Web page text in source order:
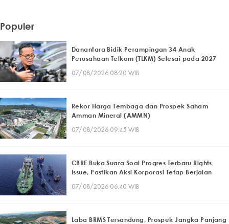
Populer
Danantara Bidik Perampingan 34 Anak
Perusahaan Telkom (TLKM) Selesai pada 2027
07/08/2026 08:20 WIB
Rekor Harga Tembaga dan Prospek Saham
Amman Mineral (AMMN)
07/08/2026 09:45 WIB
CBRE Buka Suara Soal Progres Terbaru Rights
Issue, Pastikan Aksi Korporasi Tetap Berjalan
07/08/2026 06:40 WIB
Laba BRMS Tersandung, Prospek Jangka Panjang